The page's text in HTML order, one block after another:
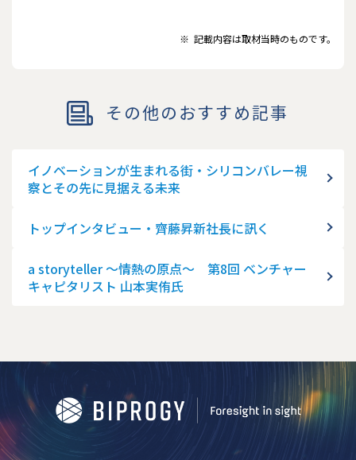
※ 記載内容は取材当時のものです。
その他のおすすめ記事
イノベーションが生まれる街・シリコンバレー視
察とその先に見据える未来
トップインタビュー・齊藤昇新社長に訊く
a storyteller ～情熱の原点～ 第8回 ベンチャー
キャピタリスト 山本実侑氏